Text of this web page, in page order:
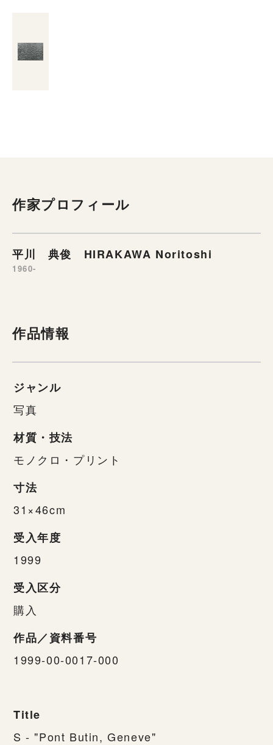
作家プロフィール
平川 典俊 HIRAKAWA Noritoshi
1960-
作品情報
ジャンル
写真
材質・技法
モノクロ・プリント
寸法
31×46cm
受入年度
1999
受入区分
購入
作品／資料番号
1999-00-0017-000
Title
S - "Pont Butin, Geneve"